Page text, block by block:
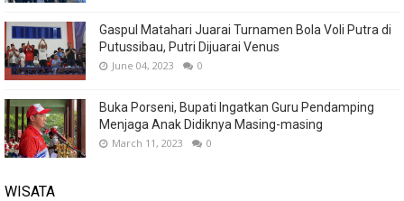
Gaspul Matahari Juarai Turnamen Bola Voli Putra di
Putussibau, Putri Dijuarai Venus
June 04, 2023 0
Buka Porseni, Bupati Ingatkan Guru Pendamping
Menjaga Anak Didiknya Masing-masing
March 11, 2023 0
WISATA